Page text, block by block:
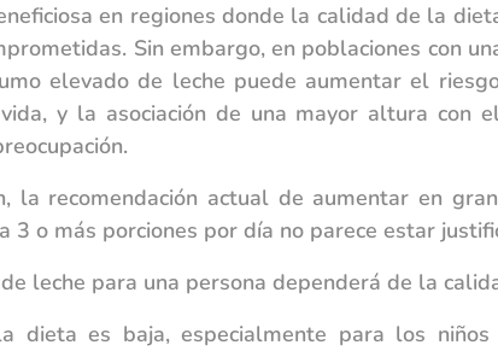
en regiones donde la calidad de la
Sin embargo, en poblaciones con
elevado de leche puede aumentar el
y la asociación de una mayor altura con
la recomendación actual de aumentar en
3 o más porciones por día no parece estar
leche para una persona dependerá de la
dieta es baja, especialmente para los